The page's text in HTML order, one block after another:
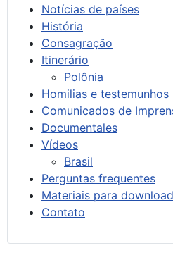
Notícias de países
História
Consagração
Itinerário
Polônia
Homilias e testemunhos
Comunicados de
Documentales
Vídeos
Brasil
Perguntas frequentes
Materiais para download
Contato